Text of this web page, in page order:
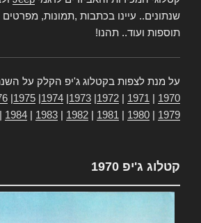
שנתונים.. עיינו בכתבות ,תמונות, מפרטים
תוספות ועוד.. תהנו!
על מנת לצפות בקטלוג ג'יפ הקלק על
1970
1971
1972
1973
1974
1975
1979
1980
1981
1982
1983
1984
קטלוג ג'יפ 1970